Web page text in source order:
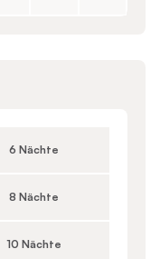
6 Nächte
8 Nächte
10 Nächte